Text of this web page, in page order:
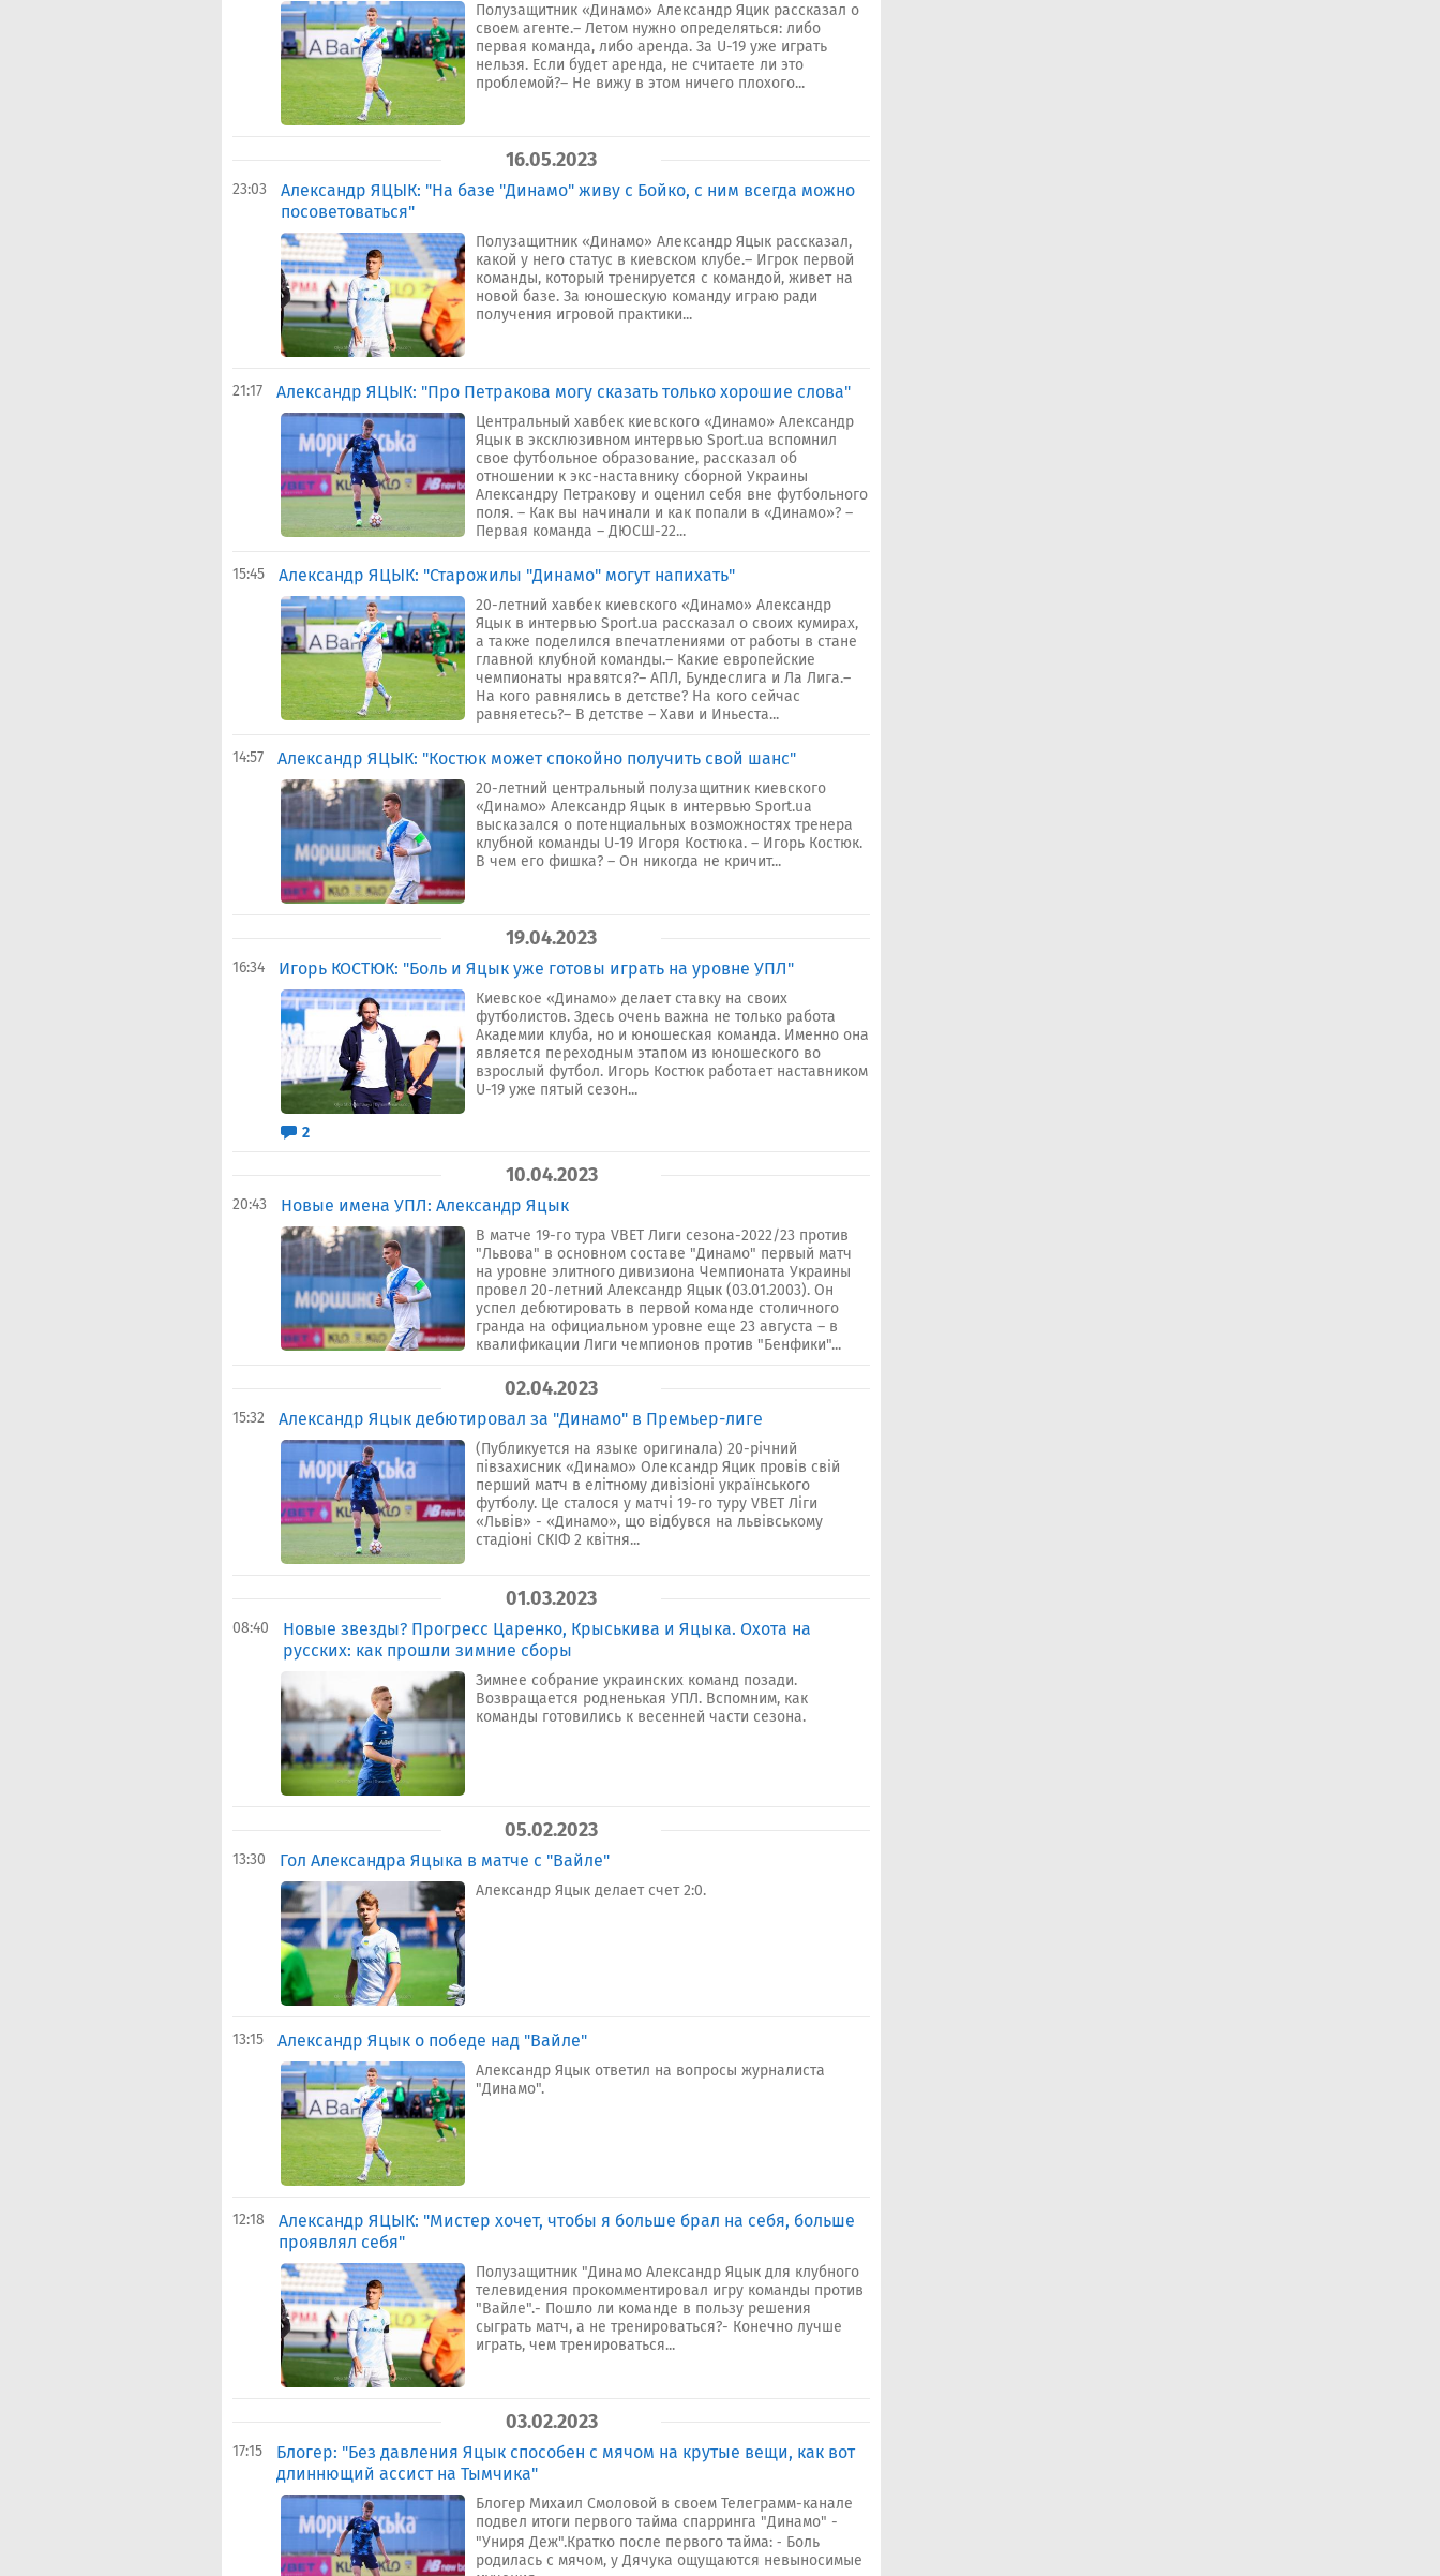
Полузащитник «Динамо» Александр Яцик рассказал о
своем агенте.– Летом нужно определяться: либо
первая команда, либо аренда. За U-19 уже играть
нельзя. Если будет аренда, не считаете ли это
проблемой?– Не вижу в этом ничего плохого...
16.05.2023
23:03
Александр ЯЦЫК: "На базе "Динамо" живу с Бойко, с ним всегда можно
посоветоваться"
Полузащитник «Динамо» Александр Яцык рассказал,
какой у него статус в киевском клубе.– Игрок первой
команды, который тренируется с командой, живет на
новой базе. За юношескую команду играю ради
получения игровой практики...
21:17 Александр ЯЦЫК: "Про Петракова могу сказать только хорошие слова"
Центральный хавбек киевского «Динамо» Александр
Яцык в эксклюзивном интервью Sport.ua вспомнил
свое футбольное образование, рассказал об
отношении к экс-наставнику сборной Украины
Александру Петракову и оценил себя вне футбольного
поля. – Как вы начинали и как попали в «Динамо»? –
Первая команда – ДЮСШ-22...
15:45 Александр ЯЦЫК: "Старожилы "Динамо" могут напихать"
20-летний хавбек киевского «Динамо» Александр
Яцык в интервью Sport.ua рассказал о своих кумирах,
а также поделился впечатлениями от работы в стане
главной клубной команды.– Какие европейские
чемпионаты нравятся?– АПЛ, Бундеслига и Ла Лига.–
На кого равнялись в детстве? На кого сейчас
равняетесь?– В детстве – Хави и Иньеста...
14:57 Александр ЯЦЫК: "Костюк может спокойно получить свой шанс"
20-летний центральный полузащитник киевского
«Динамо» Александр Яцык в интервью Sport.ua
высказался о потенциальных возможностях тренера
клубной команды U-19 Игоря Костюка. – Игорь Костюк.
В чем его фишка? – Он никогда не кричит...
19.04.2023
16:34 Игорь КОСТЮК: "Боль и Яцык уже готовы играть на уровне УПЛ"
Киевское «Динамо» делает ставку на своих
футболистов. Здесь очень важна не только работа
Академии клуба, но и юношеская команда. Именно она
является переходным этапом из юношеского во
взрослый футбол. Игорь Костюк работает наставником
U-19 уже пятый сезон...
2
10.04.2023
20:43 Новые имена УПЛ: Александр Яцык
В матче 19-го тура VBET Лиги сезона-2022/23 против
"Львова" в основном составе "Динамо" первый матч
на уровне элитного дивизиона Чемпионата Украины
провел 20-летний Александр Яцык (03.01.2003). Он
успел дебютировать в первой команде столичного
гранда на официальном уровне еще 23 августа – в
квалификации Лиги чемпионов против "Бенфики"...
02.04.2023
15:32 Александр Яцык дебютировал за "Динамо" в Премьер-лиге
(Публикуется на языке оригинала) 20-річний
півзахисник «Динамо» Олександр Яцик провів свій
перший матч в елітному дивізіоні українського
футболу. Це сталося у матчі 19-го туру VBET Ліги
«Львів» - «Динамо», що відбувся на львівському
стадіоні СКІФ 2 квітня...
01.03.2023
08:40
Новые звезды? Прогресс Царенко, Крыськива и Яцыка. Охота на
русских: как прошли зимние сборы
Зимнее собрание украинских команд позади.
Возвращается родненькая УПЛ. Вспомним, как
команды готовились к весенней части сезона.
05.02.2023
13:30 Гол Александра Яцыка в матче с "Вайле"
Александр Яцык делает счет 2:0.
13:15 Александр Яцык о победе над "Вайле"
Александр Яцык ответил на вопросы журналиста
"Динамо".
12:18
Александр ЯЦЫК: "Мистер хочет, чтобы я больше брал на себя, больше
проявлял себя"
Полузащитник "Динамо Александр Яцык для клубного
телевидения прокомментировал игру команды против
"Вайле".- Пошло ли команде в пользу решения
сыграть матч, а не тренироваться?- Конечно лучше
играть, чем тренироваться...
03.02.2023
17:15
Блогер: "Без давления Яцык способен с мячом на крутые вещи, как вот
длиннющий ассист на Тымчика"
Блогер Михаил Смоловой в своем Телеграмм-канале
подвел итоги первого тайма спарринга "Динамо" -
"Униря Деж".Кратко после первого тайма: ⁃ Боль
родилась с мячом, у Дячука ощущаются невыносимые